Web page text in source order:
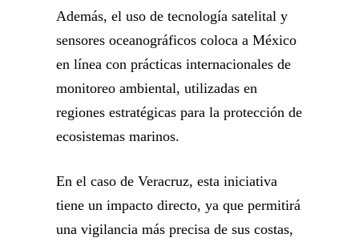
Además, el uso de tecnología satelital y
sensores oceanográficos coloca a México
en línea con prácticas internacionales de
monitoreo ambiental, utilizadas en
regiones estratégicas para la protección de
ecosistemas marinos.
En el caso de Veracruz, esta iniciativa
tiene un impacto directo, ya que permitirá
una vigilancia más precisa de sus costas,